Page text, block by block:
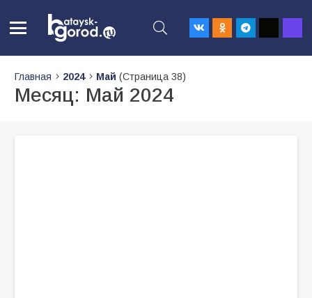
Главная 2024 Май (Страница 38)
Месяц: Май 2024